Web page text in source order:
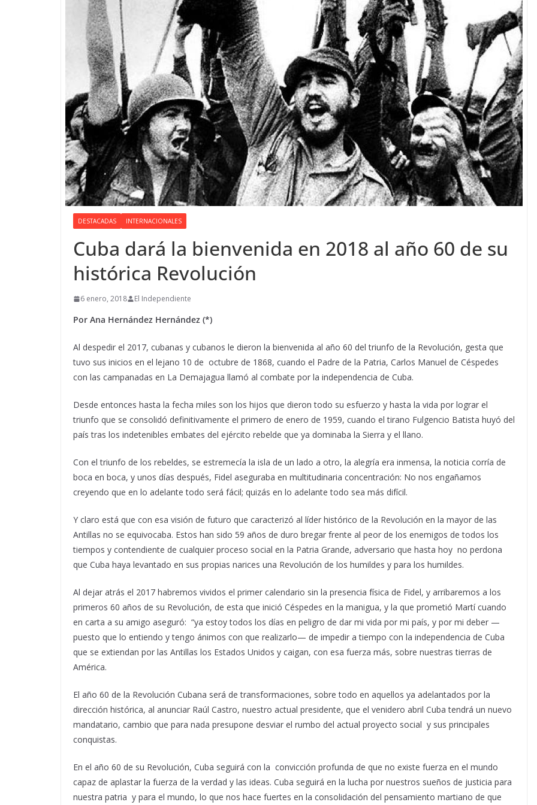
DESTACADAS INTERNACIONALES
Cuba dará la bienvenida en 2018 al año 60 de su
histórica Revolución
6 enero, 2018 El Independiente
Por Ana Hernández Hernández (*)
Al despedir el 2017, cubanas y cubanos le dieron la bienvenida al año 60 del triunfo de la Revolución, gesta que
tuvo sus inicios en el lejano 10 de octubre de 1868, cuando el Padre de la Patria, Carlos Manuel de Céspedes
con las campanadas en La Demajagua llamó al combate por la independencia de Cuba.
Desde entonces hasta la fecha miles son los hijos que dieron todo su esfuerzo y hasta la vida por lograr el
triunfo que se consolidó definitivamente el primero de enero de 1959, cuando el tirano Fulgencio Batista huyó del
país tras los indetenibles embates del ejército rebelde que ya dominaba la Sierra y el llano.
Con el triunfo de los rebeldes, se estremecía la isla de un lado a otro, la alegría era inmensa, la noticia corría de
boca en boca, y unos días después, Fidel aseguraba en multitudinaria concentración: No nos engañamos
creyendo que en lo adelante todo será fácil; quizás en lo adelante todo sea más difícil.
Y claro está que con esa visión de futuro que caracterizó al líder histórico de la Revolución en la mayor de las
Antillas no se equivocaba. Estos han sido 59 años de duro bregar frente al peor de los enemigos de todos los
tiempos y contendiente de cualquier proceso social en la Patria Grande, adversario que hasta hoy no perdona
que Cuba haya levantado en sus propias narices una Revolución de los humildes y para los humildes.
Al dejar atrás el 2017 habremos vividos el primer calendario sin la presencia física de Fidel, y arribaremos a los
primeros 60 años de su Revolución, de esta que inició Céspedes en la manigua, y la que prometió Martí cuando
en carta a su amigo aseguró: “ya estoy todos los días en peligro de dar mi vida por mi país, y por mi deber —
puesto que lo entiendo y tengo ánimos con que realizarlo— de impedir a tiempo con la independencia de Cuba
que se extiendan por las Antillas los Estados Unidos y caigan, con esa fuerza más, sobre nuestras tierras de
América.
El año 60 de la Revolución Cubana será de transformaciones, sobre todo en aquellos ya adelantados por la
dirección histórica, al anunciar Raúl Castro, nuestro actual presidente, que el venidero abril Cuba tendrá un nuevo
mandatario, cambio que para nada presupone desviar el rumbo del actual proyecto social y sus principales
conquistas.
En el año 60 de su Revolución, Cuba seguirá con la convicción profunda de que no existe fuerza en el mundo
capaz de aplastar la fuerza de la verdad y las ideas. Cuba seguirá en la lucha por nuestros sueños de justicia para
nuestra patria y para el mundo, lo que nos hace fuertes en la consolidación del pensamiento martiano de que